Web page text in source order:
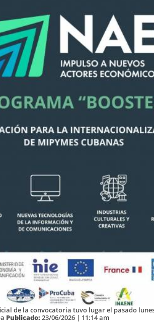
de la convocatoria tuvo lugar el pasado
Publicado: 23/06/2026 | 11:14 am